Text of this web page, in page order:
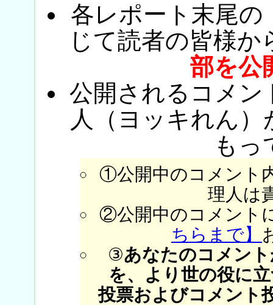
各レポート末尾の
じて読者の皆様か
部を公
公開されるコメン
人（ヨッキれん
もっ
①公開中のコメント
理人は
②公開中のコメント
ちらまで】
③あなたのコメン
を、より世の役に
投票およびコメント